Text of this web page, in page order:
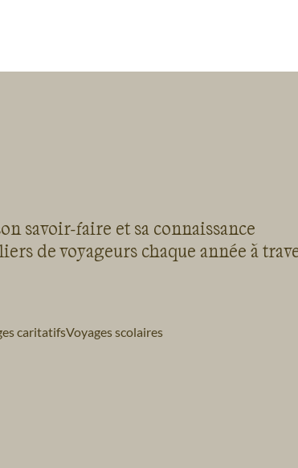
savoir-faire et sa connaissance
de voyageurs chaque année à
caritatifsVoyages scolaires